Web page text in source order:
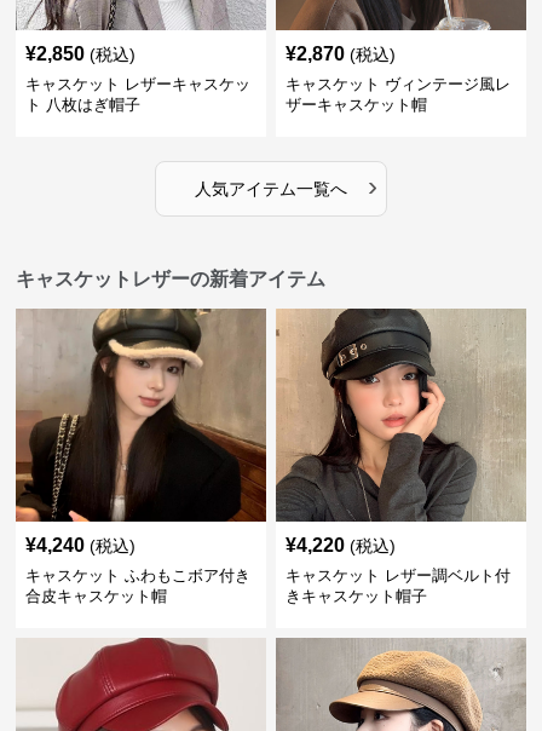
¥2,850 (税込)
キャスケット レザーキャスケッ
ト 八枚はぎ帽子
¥2,870 (税込)
キャスケット ヴィンテージ風レ
ザーキャスケット帽
人気アイテム一覧へ ›
キャスケットレザーの新着アイテム
¥4,240 (税込)
キャスケット ふわもこボア付き
合皮キャスケット帽
¥4,220 (税込)
キャスケット レザー調ベルト付
きキャスケット帽子